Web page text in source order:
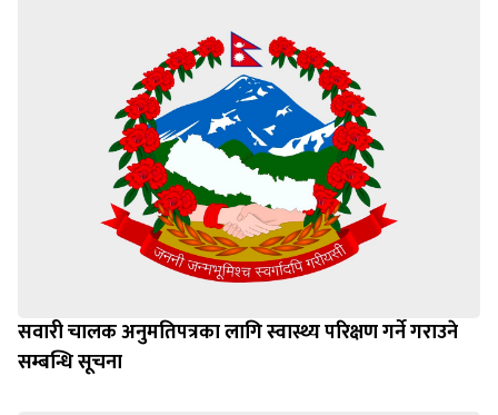
सवारी चालक अनुमतिपत्रका लागि स्वास्थ्य परिक्षण गर्ने गराउने
सम्बन्धि सूचना